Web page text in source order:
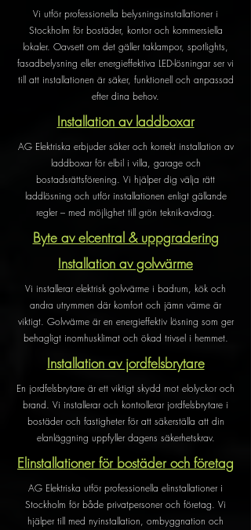
Vi utför professionella belysningsinstallationer i
Stockholm för bostäder, kontor och kommersiella
lokaler. Oavsett om det gäller taklampor, spotlights,
fasadbelysning eller energieffektiva LED-lösningar ser vi
till att installationen är säker, funktionell och anpassad
efter dina behov.
Installation av laddboxar
AG Elektriska erbjuder säker och korrekt installation av
laddboxar för elbil i villa, garage och
bostadsrättsförening. Vi hjälper dig välja rätt
laddlösning och utför installationen enligt gällande
regler – med möjlighet till grön teknik-avdrag.
Byte av elcentral & uppgradering
Installation av golvvärme
Vi installerar elektrisk golvvärme i badrum, kök och
andra utrymmen där komfort och jämn värme är
viktigt. Golvvärme är en energieffektiv lösning som ger
behagligt inomhusklimat och ökad trivsel i hemmet.
Installation av jordfelsbrytare
En jordfelsbrytare är ett viktigt skydd mot elolyckor och
brand. Vi installerar och kontrollerar jordfelsbrytare i
bostäder och fastigheter för att säkerställa att din
elanläggning uppfyller dagens säkerhetskrav.
Elinstallationer för bostäder och företag
AG Elektriska utför professionella elinstallationer i
Stockholm för både privatpersoner och företag. Vi
hjälper till med nyinstallation, ombyggnation och